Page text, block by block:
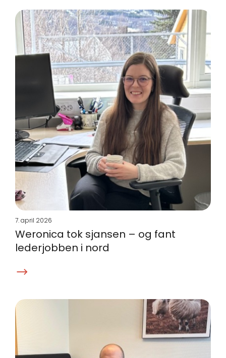
7. april 2026
Weronica tok sjansen – og fant
lederjobben i nord